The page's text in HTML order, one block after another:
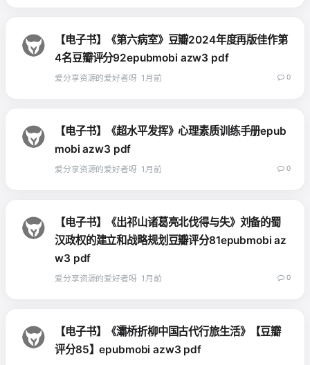
【电子书】《第六病室》豆瓣2024年度再版佳作第
4名豆瓣评分92epubmobi azw3 pdf
爱分享资源的爱好者呀 1月前 0
【电子书】《超水平发挥》心理素质训练手册epub
mobi azw3 pdf
爱分享资源的爱好者呀 1月前 0
【电子书】《出祁山诸葛亮北伐得与失》刘备的蜀
汉政权的建立和战略规划豆瓣评分81epubmobi az
w3 pdf
爱分享资源的爱好者呀 1月前 0
【电子书】《灞桥折柳中国古代行旅生活》【豆瓣
评分85】epubmobi azw3 pdf